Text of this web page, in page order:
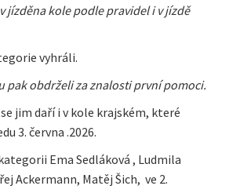
jízděna kole podle pravidel i v jízdě
vyhráli.
pak obdrželi za znalosti první pomoci.
jim daří i v kole krajském, které
3. června .2026.
Ema Sedláková , Ludmila
Ackermann, Matěj Šich, ve 2.